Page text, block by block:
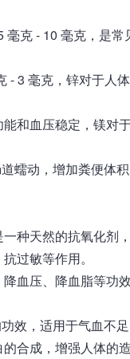
克 - 10 毫克，是
3 毫克，锌对于人
和血压稳定，镁对
蠕动，增加粪便体
种天然的抗氧化剂
过敏等作用。
血压、降血脂等功
效，适用于气血不
合成，增强人体的